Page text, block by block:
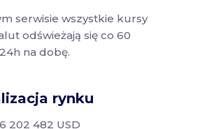
serwisie wszystkie kursy
odświeżają się co 60
na dobę.
rynku
202 482 USD